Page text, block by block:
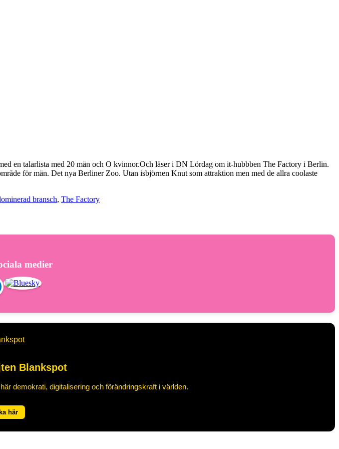
en talarlista med 20 män och O kvinnor.Och läser i DN Lördag om it-hubbben The Factory i Berlin.
för män. Det nya Berliner Zoo. Utan isbjörnen Knut som attraktion men med de allra coolaste
bransch, The Factory
medier
Blankspot
demokrati, digitalisering och förändringskraft i världen.
här